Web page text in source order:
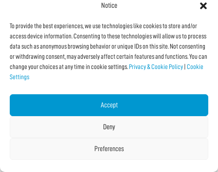
Notice
To provide the best experiences, we use technologies like cookies to store and/or
access device information. Consenting to these technologies will allow us to process
data such as anonymous browsing behavior or unique IDs on this site. Not consenting
or withdrawing consent, may adversely affect certain features and functions. You can
change your choices at any time in cookie settings. Privacy & Cookie Policy Cookie
Settings
Accept
Deny
Preferences
#creatività
#fumetti
#inclusione
Associazione Impara Digitale